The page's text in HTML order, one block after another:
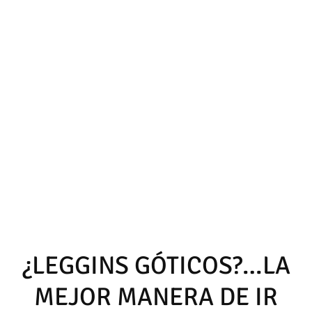
¿LEGGINS GÓTICOS?…LA
MEJOR MANERA DE IR